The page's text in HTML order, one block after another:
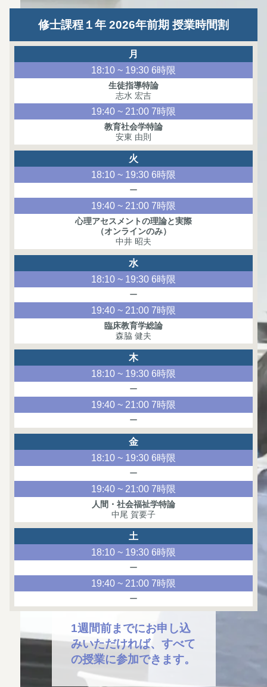
修士課程１年 2026年前期 授業時間割
月
18:10 ~ 19:30 6時限
生徒指導特論
志水 宏吉
19:40 ~ 21:00 7時限
教育社会学特論
安東 由則
火
18:10 ~ 19:30 6時限
ー
19:40 ~ 21:00 7時限
心理アセスメントの理論と実際
（オンラインのみ）
中井 昭夫
水
18:10 ~ 19:30 6時限
ー
19:40 ~ 21:00 7時限
臨床教育学総論
森脇 健夫
木
18:10 ~ 19:30 6時限
ー
19:40 ~ 21:00 7時限
ー
金
18:10 ~ 19:30 6時限
ー
19:40 ~ 21:00 7時限
人間・社会福祉学特論
中尾 賀要子
土
18:10 ~ 19:30 6時限
ー
19:40 ~ 21:00 7時限
ー
1週間前までにお申し込
みいただければ、すべて
の授業に参加できます。